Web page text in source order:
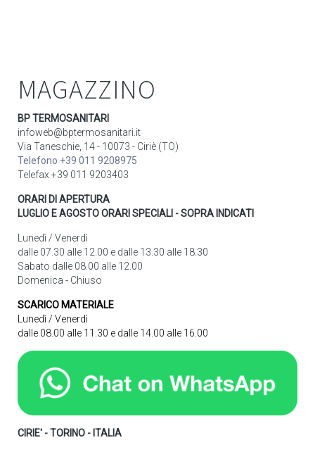
MAGAZZINO
BP TERMOSANITARI
infoweb@bptermosanitari.it
Via Taneschie, 14 - 10073 - Ciriè (TO)
Telefono +39 011 9208975
Telefax +39 011 9203403
ORARI DI APERTURA
LUGLIO E AGOSTO ORARI SPECIALI - SOPRA INDICATI
Lunedì / Venerdì
dalle 07.30 alle 12.00 e dalle 13.30 alle 18.30
Sabato dalle 08.00 alle 12.00
Domenica - Chiuso
SCARICO MATERIALE
Lunedì / Venerdì
dalle 08.00 alle 11.30 e dalle 14.00 alle 16.00
CIRIE' - TORINO - ITALIA